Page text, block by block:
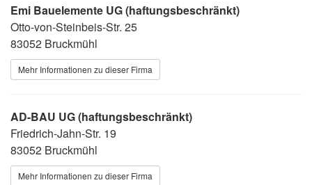
Emi Bauelemente UG (haftungsbeschränkt)
Otto-von-Steinbeis-Str. 25
83052 Bruckmühl
Mehr Informationen zu dieser Firma
AD-BAU UG (haftungsbeschränkt)
Friedrich-Jahn-Str. 19
83052 Bruckmühl
Mehr Informationen zu dieser Firma